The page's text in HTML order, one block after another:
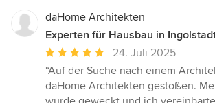
daHome Architekten
Experten für Hausbau in
Durchschnittliche
Bewertung:
5
von
24. Juli 2025
“Auf der Suche nach einem
daHome Architekten gestoßen.